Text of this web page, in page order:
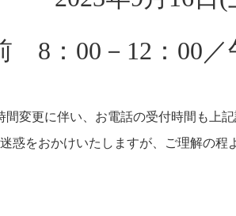
8：00－12：00
間変更に伴い、お電話の受付時間も上記
惑をおかけいたしますが、ご理解の程